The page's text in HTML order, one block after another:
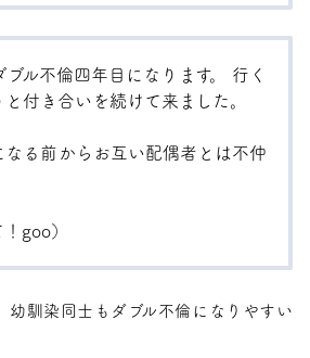
ル不倫四年目になります。 行く
付き合いを続けて来ました。
なる前からお互い配偶者とは不仲
！goo）
幼馴染同士もダブル不倫になりやすい